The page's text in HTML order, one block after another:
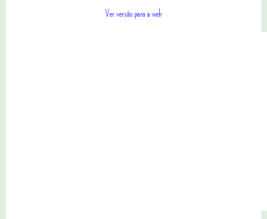
Ver versão para a web